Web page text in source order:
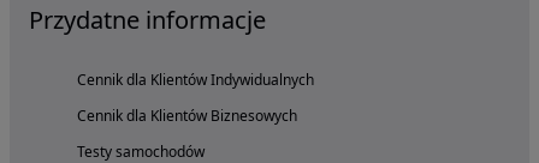
Przydatne informacje
Cennik dla Klientów Indywidualnych
Cennik dla Klientów Biznesowych
Testy samochodów